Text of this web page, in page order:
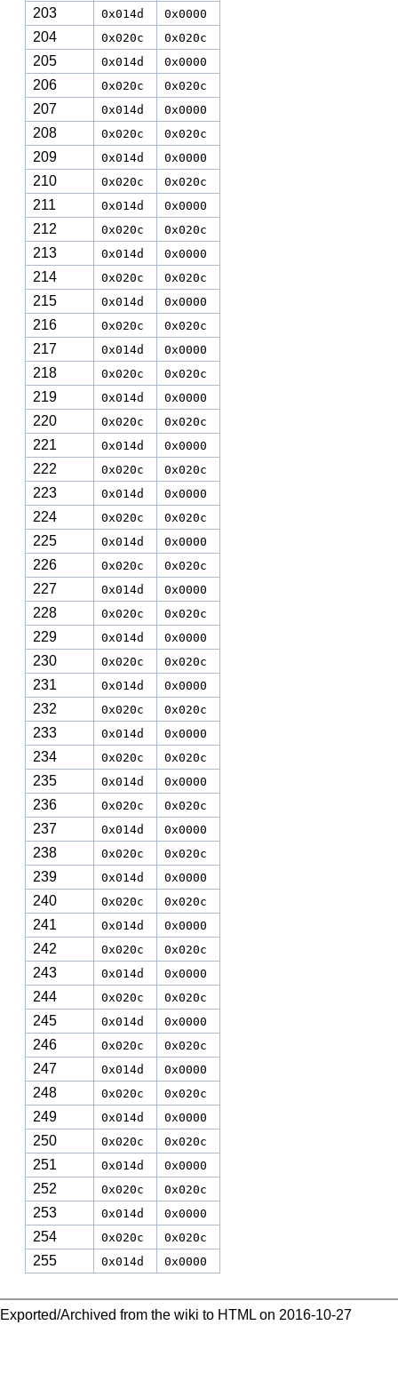
203 0x014d 0x0000
204 0x020c 0x020c
205 0x014d 0x0000
206 0x020c 0x020c
207 0x014d 0x0000
208 0x020c 0x020c
209 0x014d 0x0000
210 0x020c 0x020c
211 0x014d 0x0000
212 0x020c 0x020c
213 0x014d 0x0000
214 0x020c 0x020c
215 0x014d 0x0000
216 0x020c 0x020c
217 0x014d 0x0000
218 0x020c 0x020c
219 0x014d 0x0000
220 0x020c 0x020c
221 0x014d 0x0000
222 0x020c 0x020c
223 0x014d 0x0000
224 0x020c 0x020c
225 0x014d 0x0000
226 0x020c 0x020c
227 0x014d 0x0000
228 0x020c 0x020c
229 0x014d 0x0000
230 0x020c 0x020c
231 0x014d 0x0000
232 0x020c 0x020c
233 0x014d 0x0000
234 0x020c 0x020c
235 0x014d 0x0000
236 0x020c 0x020c
237 0x014d 0x0000
238 0x020c 0x020c
239 0x014d 0x0000
240 0x020c 0x020c
241 0x014d 0x0000
242 0x020c 0x020c
243 0x014d 0x0000
244 0x020c 0x020c
245 0x014d 0x0000
246 0x020c 0x020c
247 0x014d 0x0000
248 0x020c 0x020c
249 0x014d 0x0000
250 0x020c 0x020c
251 0x014d 0x0000
252 0x020c 0x020c
253 0x014d 0x0000
254 0x020c 0x020c
255 0x014d 0x0000
Exported/Archived from the wiki to HTML on 2016-10-27